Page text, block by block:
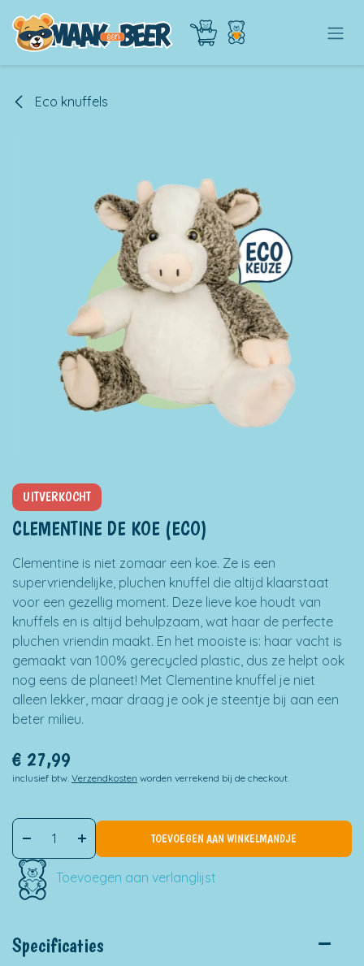
Eco knuffels
UITVERKOCHT
CLEMENTINE DE KOE (ECO)
Clementine is niet zomaar een koe. Ze is een
supervriendelijke, pluchen knuffel die altijd klaarstaat
voor een gezellig moment. Deze lieve koe houdt van
knuffels en is altijd behulpzaam, wat haar de perfecte
pluchen vriendin maakt. En het mooiste is: haar vacht is
gemaakt van 100% gerecycled plastic, dus ze helpt ook
nog eens de planeet! Met Clementine knuffel je niet
alleen lekker, maar draag je ook je steentje bij aan een
beter milieu.
€27,99
inclusief btw. Verzendkosten worden verrekend bij de checkout.
TOEVOEGEN AAN WINKELMANDJE
Toevoegen aan verlanglijst
Specificaties